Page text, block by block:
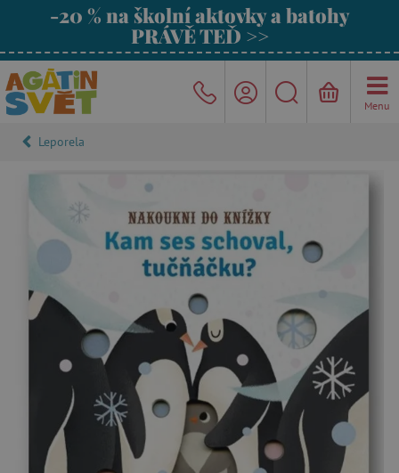
-20 % na školní aktovky a batohy
PRÁVĚ TEĎ >>
Menu
Leporela